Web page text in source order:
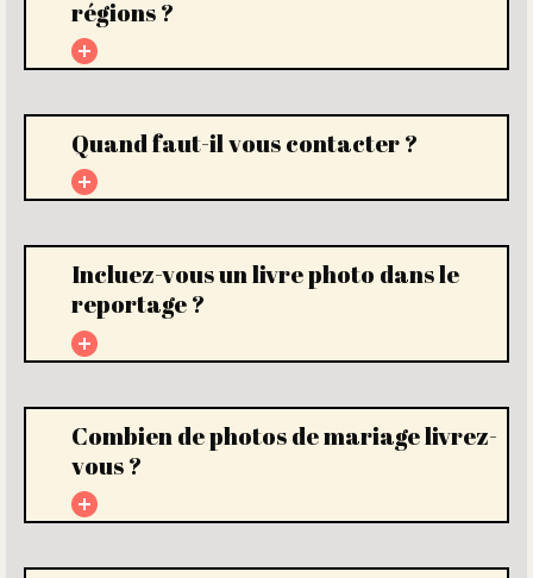
régions ?
Quand faut-il vous contacter ?
Incluez-vous un livre photo dans le
reportage ?
Combien de photos de mariage livrez-
vous ?